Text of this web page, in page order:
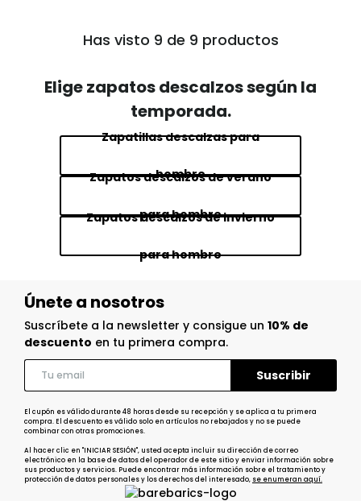
Has visto 9 de 9 productos
Elige zapatos descalzos según la
temporada.
Zapatillas descalzas para
hombre
Zapatos descalzos de verano
para hombre
Zapatos descalzos de invierno
para hombre
Únete a nosotros
Suscríbete a la newsletter y consigue un 10% de
descuento en tu primera compra.
El cupón es válido durante 48 horas desde su recepción y se aplica a tu primera
compra. El descuento es válido solo en artículos no rebajados y no se puede
combinar con otras promociones.
Al hacer clic en "INICIAR SESIÓN", usted acepta incluir su dirección de correo
electrónico en la base de datos del operador de este sitio y enviar información sobre
sus productos y servicios. Puede encontrar más información sobre el tratamiento y
protección de datos personales y los derechos del interesado, se enumeran aquí.